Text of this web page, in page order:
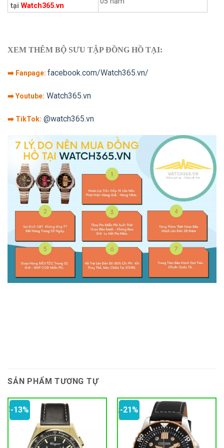
tại Watch365.vn
XEM THÊM BỘ SƯU TẬP ĐỒNG HỒ TẠI:
➡️ Fanpage: facebook.com/Watch365.vn/
➡️ Youtube: Watch365.vn
➡️ TikTok: @watch365.vn
SẢN PHẨM TƯƠNG TỰ
-13% -21%